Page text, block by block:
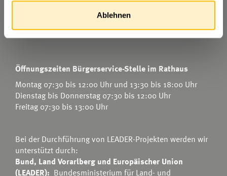
Ablehnen
E-Mail an das Gemeindeamt
Öffnungszeiten Bürgerservice-Stelle im Rathaus
Montag 07:30 bis 12:00 Uhr und 13:30 bis 18:00 Uhr
Dienstag bis Donnerstag 07:30 bis 12:00 Uhr
Freitag 07:30 bis 13:00 Uhr
Bei der Durchführung von LEADER-Projekten werden wir
unterstützt durch:
Bund, Land Vorarlberg und Europäischer Union
(LEADER): Bundesministerium für Land- und